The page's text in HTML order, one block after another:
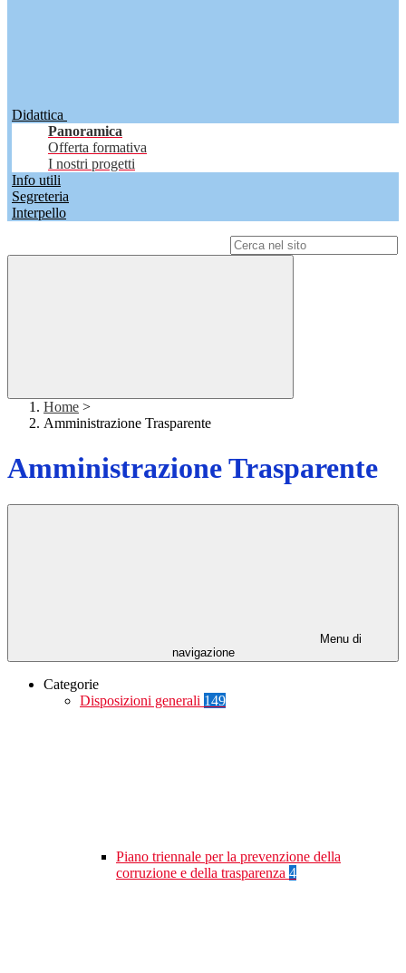
Didattica
Panoramica
Offerta formativa
I nostri progetti
Info utili
Segreteria
Interpello
Home >
Amministrazione Trasparente
Amministrazione Trasparente
Menu di
navigazione
Categorie
Disposizioni generali 149
Piano triennale per la prevenzione della
corruzione e della trasparenza 4